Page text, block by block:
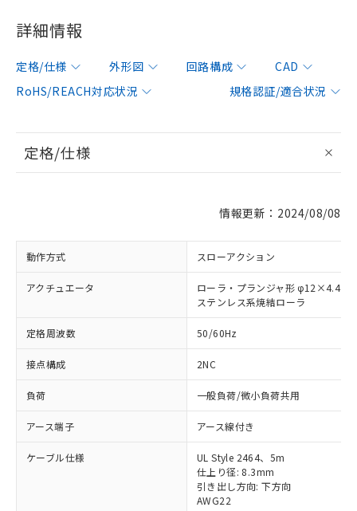
詳細情報
定格/仕様 外形図 回路構成
CAD
RoHS/REACH対応状況
規格認証/適合状況
定格/仕様
情報更新：2024/08/08
動作方式 スローアクション
アクチュエータ
ローラ・プランジャ形 φ12×4.4
ステンレス系焼結ローラ
定格周波数 50/60Hz
接点構成 2NC
負荷 一般負荷/微小負荷共用
アース端子 アース線付き
ケーブル仕様
UL Style 2464、5m
仕上り径: 8.3mm
引き出し方向: 下方向
AWG22